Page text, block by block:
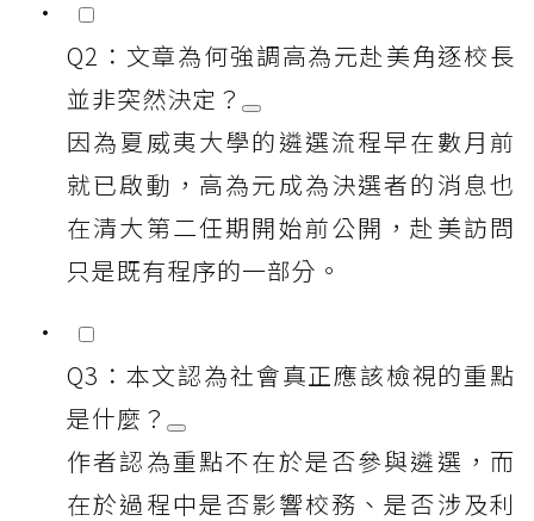
Q2：文章為何強調高為元赴美角逐校長
並非突然決定？
因為夏威夷大學的遴選流程早在數月前
就已啟動，高為元成為決選者的消息也
在清大第二任期開始前公開，赴美訪問
只是既有程序的一部分。
Q3：本文認為社會真正應該檢視的重點
是什麼？
作者認為重點不在於是否參與遴選，而
在於過程中是否影響校務、是否涉及利